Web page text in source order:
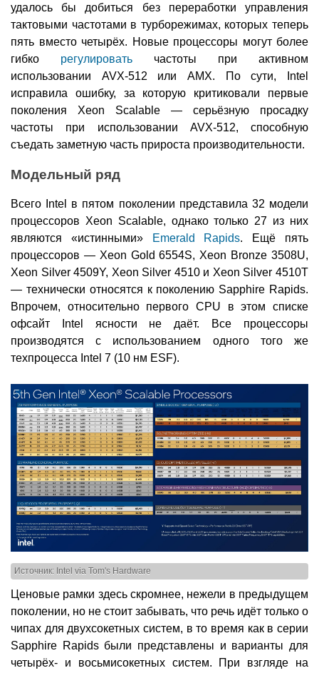
удалось бы добиться без переработки управления
тактовыми частотами в турборежимах, которых теперь
пять вместо четырёх. Новые процессоры могут более
гибко регулировать частоты при активном
использовании AVX-512 или AMX. По сути, Intel
исправила ошибку, за которую критиковали первые
поколения Xeon Scalable — серьёзную просадку
частоты при использовании AVX-512, способную
съедать заметную часть прироста производительности.
Модельный ряд
Всего Intel в пятом поколении представила 32 модели
процессоров Xeon Scalable, однако только 27 из них
являются «истинными»
Emerald Rapids. Ещё пять
процессоров — Xeon Gold 6554S, Xeon Bronze 3508U,
Xeon Silver 4509Y, Xeon Silver 4510 и Xeon Silver 4510T
— технически относятся к поколению Sapphire Rapids.
Впрочем, относительно первого CPU в этом списке
офсайт Intel ясности не даёт. Все процессоры
производятся с использованием одного того же
техпроцесса Intel 7 (10 нм ESF).
Источник: Intel via Tom's Hardware
Ценовые рамки здесь скромнее, нежели в предыдущем
поколении, но не стоит забывать, что речь идёт только о
чипах для двухсокетных систем, в то время как в серии
Sapphire Rapids были представлены и варианты для
четырёх- и восьмисокетных систем. При взгляде на